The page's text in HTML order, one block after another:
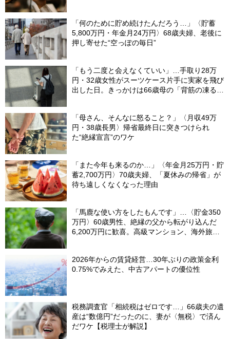
「何のために貯め続けたんだろう…」〈貯蓄
5,800万円・年金月24万円〉68歳夫婦、老後に
押し寄せた“空っぽの毎日”
「もう二度と会えなくていい」…手取り28万
円・32歳女性がスーツケース片手に実家を飛び
出した日。きっかけは66歳母の「背筋の凍る一
「母さん、そんなに怒ること？」〈月収49万
円・38歳長男〉帰省最終日に突きつけられ
た“絶縁宣言”のワケ
「また今年も来るのか…」〈年金月25万円・貯
蓄2,700万円〉70歳夫婦、「夏休みの帰省」が
待ち遠しくなくなった理由
「馬鹿な使い方をしたもんです」…〈貯金350
万円〉60歳男性、絶縁の父から転がり込んだ
6,200万円に歓喜。高級マンション、海外旅
2026年からの賃貸経営…30年ぶりの政策金利
0.75%でみえた、中古アパートの優位性
税務調査官「相続税はゼロです…」66歳夫の遺
産は“数億円”だったのに、妻が〈無税〉で済ん
だワケ【税理士が解説】